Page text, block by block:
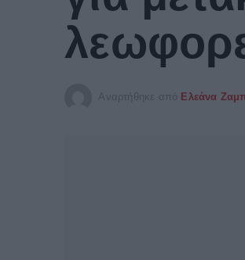
Αναρτήθηκε από Ελεάνα